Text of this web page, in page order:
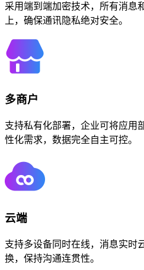
采用端到端加密技术，所有消息
上，确保通讯隐私绝对安全。
多商户
支持私有化部署，企业可将应用
性化需求，数据完全自主可控。
云端
支持多设备同时在线，消息实时
换，保持沟通连贯性。